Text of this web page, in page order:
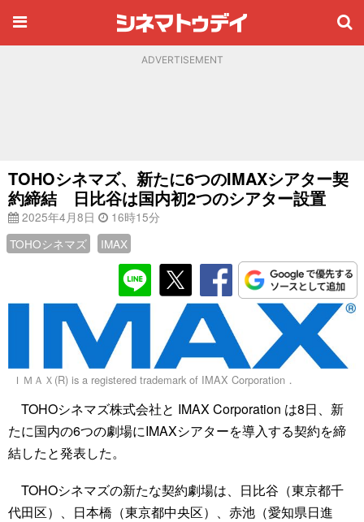
ADVERTISEMENT
TOHOシネマズ、新たに6つのIMAXシアター契
約締結 日比谷は国内初2つのシアター設置
2025年4月8日
16時15分
TOHOシネマズ
IMAX
ＩＭＡＸ(R) is a registered trademark of IMAX Corporation．
TOHOシネマズ株式会社と IMAX Corporation は8日、新
たに国内の6つの劇場にIMAXシアターを導入する契約を締
結したと発表した。
TOHOシネマズの新たな契約劇場は、日比谷（東京都千
代田区）、日本橋（東京都中央区）、赤池（愛知県日進